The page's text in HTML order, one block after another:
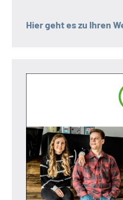
Hier geht es zu Ihren